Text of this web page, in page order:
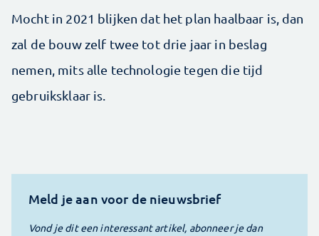
Mocht in 2021 blijken dat het plan haalbaar is, dan
zal de bouw zelf twee tot drie jaar in beslag
nemen, mits alle technologie tegen die tijd
gebruiksklaar is.
Meld je aan voor de nieuwsbrief
Vond je dit een interessant artikel, abonneer je dan